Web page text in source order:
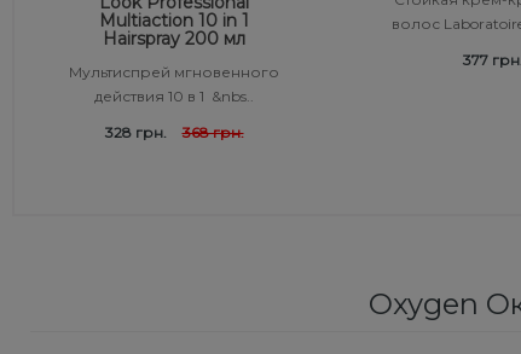
Multiaction 10 in 1
Hairspray 200 мл
Мультиспрей мгновенного
действия 10 в 1 &nbs..
328 грн.
368 грн.
волос Laboratoire
377 грн.
Oxygen
Средства от перхоти
Сыворотка, флюид для волос
Subtil Color Lab Instant Detox - Серия детокс для кожи
головы
Subtil Color Lab Maitrise Parfaite – Серия для кучерявых
Subtil Color Lab Volume Intense – Серия для объема
Revlon Professional
Schwarzkopf Professional